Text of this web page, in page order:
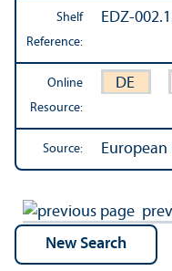
Shelf
Reference:
EDZ-
Online
Resource:
DE
Source: